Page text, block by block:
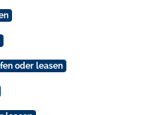
oder leasen